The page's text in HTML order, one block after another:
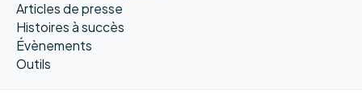
Articles de presse
Histoires à succès
Évènements
Outils